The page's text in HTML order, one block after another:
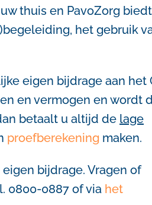
thuis en PavoZorg biedt
het gebruik
eigen bijdrage aan het
en vermogen en wordt
betaalt u altijd de lage
proefberekening maken.
bijdrage. Vragen of
0800-0887 of via het